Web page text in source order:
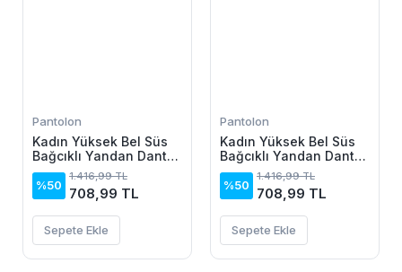
Pantolon
Kadın Yüksek Bel Süs
Bağcıklı Yandan Dantel
Detay Uzun Pantolon
%50
1.416,99 TL
708,99 TL
Sepete Ekle
Pantolon
Kadın Yüksek Bel Süs
Bağcıklı Yandan Dantel
Detay Uzun Pantolon
%50
1.416,99 TL
708,99 TL
Sepete Ekle